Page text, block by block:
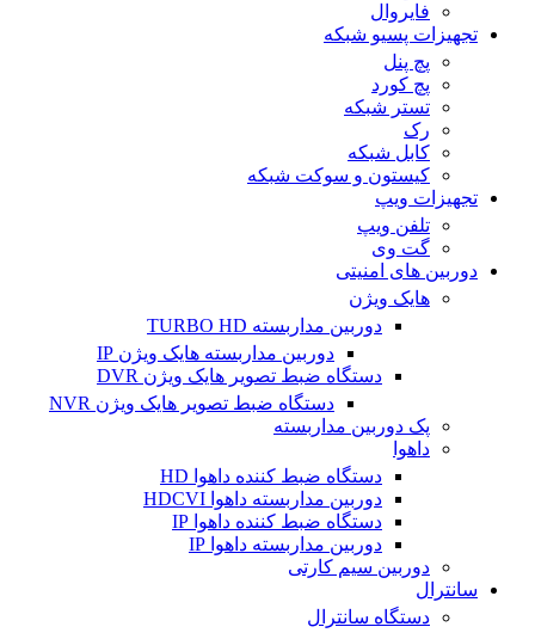
فایروال
تجهیزات پسیو شبکه
پچ پنل
پچ کورد
تستر شبکه
رک
کابل شبکه
کیستون و سوکت شبکه
تجهیزات ویپ
تلفن ویپ
گت وی
دوربین های امنیتی
هایک ویژن
دوربین مداربسته TURBO HD
دوربین مداربسته هایک ویژن IP
دستگاه ضبط تصویر هایک ویژن DVR
دستگاه ضبط تصویر هایک ویژن NVR
پک دوربین مداربسته
داهوا
دستگاه ضبط کننده داهوا HD
دوربین مداربسته داهوا HDCVI
دستگاه ضبط کننده داهوا IP
دوربین مداربسته داهوا IP
دوربین سیم کارتی
سانترال
دستگاه سانترال